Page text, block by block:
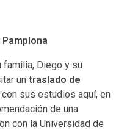
Pamplona
familia, Diego y su
un traslado de
con sus estudios aquí, en
de una
con la Universidad de